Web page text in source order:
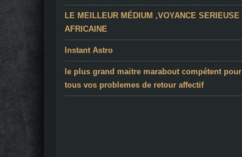
LE MEILLEUR MÉDIUM ,VOYANCE SERIEUSE
AFRICAINE
Instant Astro
le plus grand maitre marabout compétent pour
tous vos problemes de retour affectif